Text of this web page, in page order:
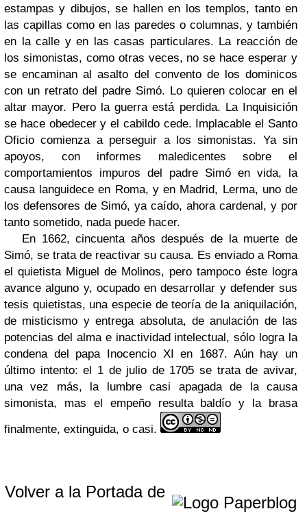
estampas y dibujos, se hallen en los templos, tanto en
las capillas como en las paredes o columnas, y también
en la calle y en las casas particulares. La reacción de
los simonistas, como otras veces, no se hace esperar y
se encaminan al asalto del convento de los dominicos
con un retrato del padre Simó. Lo quieren colocar en el
altar mayor. Pero la guerra está perdida. La Inquisición
se hace obedecer y el cabildo cede. Implacable el Santo
Oficio comienza a perseguir a los simonistas. Ya sin
apoyos, con informes maledicentes sobre el
comportamientos impuros del padre Simó en vida, la
causa languidece en Roma, y en Madrid, Lerma, uno de
los defensores de Simó, ya caído, ahora cardenal, y por
tanto sometido, nada puede hacer.
En 1662, cincuenta años después de la muerte de
Simó, se trata de reactivar su causa. Es enviado a Roma
el quietista Miguel de Molinos, pero tampoco éste logra
avance alguno y, ocupado en desarrollar y defender sus
tesis quietistas, una especie de teoría de la aniquilación,
de misticismo y entrega absoluta, de anulación de las
potencias del alma e inactividad intelectual, sólo logra la
condena del papa Inocencio XI en 1687. Aún hay un
último intento: el 1 de julio de 1705 se trata de avivar,
una vez más, la lumbre casi apagada de la causa
simonista, mas el empeño resulta baldío y la brasa
finalmente, extinguida, o casi.
Volver a la Portada de